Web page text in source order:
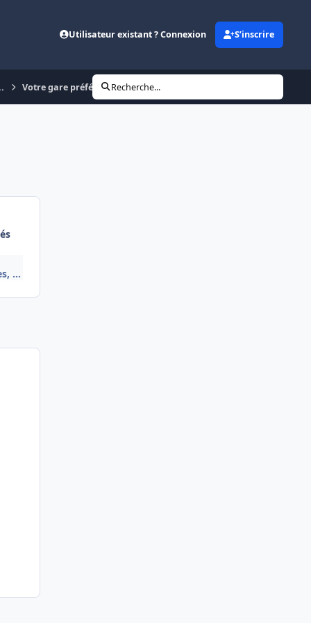
Utilisateur existant ? Connexion S’inscrire
Votre gare préférée Recherche...
...